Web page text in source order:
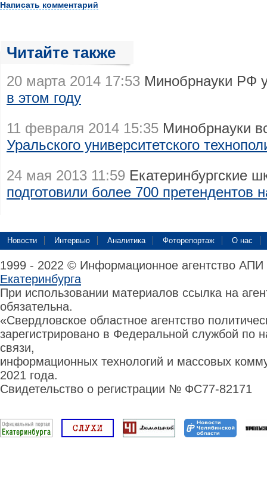
Написать комментарий
Читайте также
20 марта 2014 17:53 Минобрнауки РФ
в этом году
11 февраля 2014 15:35 Минобрнауки
Уральского университетского
24 мая 2013 11:59 Екатеринбургские
подготовили более 700 претендентов
Новости Интервью Аналитика Фоторепортаж О нас
1999 - 2022 © Информационное агентство
Екатеринбурга
При использовании материалов ссылка на
обязательна.
«Свердловское областное агентство
зарегистрировано в Федеральной службой по
связи,
информационных технологий и массовых
2021 года.
Свидетельство о регистрации № ФС77-82171